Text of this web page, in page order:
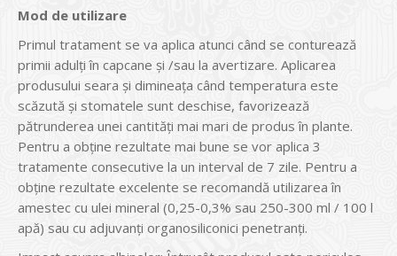
Mod de utilizare
Primul tratament se va aplica atunci când se conturează
primii adulți în capcane și /sau la avertizare. Aplicarea
produsului seara și dimineața când temperatura este
scăzută și stomatele sunt deschise, favorizează
pătrunderea unei cantități mai mari de produs în plante.
Pentru a obține rezultate mai bune se vor aplica 3
tratamente consecutive la un interval de 7 zile. Pentru a
obține rezultate excelente se recomandă utilizarea în
amestec cu ulei mineral (0,25-0,3% sau 250-300 ml / 100 l
apă) sau cu adjuvanți organosiliconici penetranți.